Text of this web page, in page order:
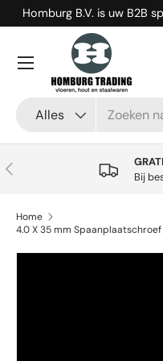
Ga naar inhoud
Homburg B.V. is uw B2B
Alles
Menu
Vorige
Bij
Home
4.0 X 35 mm